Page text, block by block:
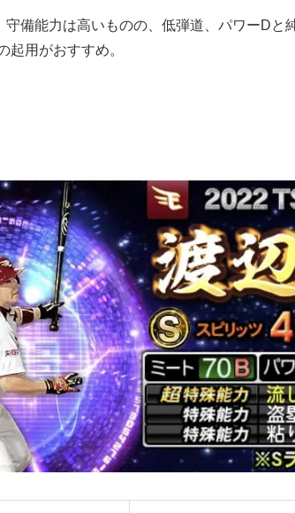
備能力は高いものの、低弾道、パワーDと
起用がおすすめ。